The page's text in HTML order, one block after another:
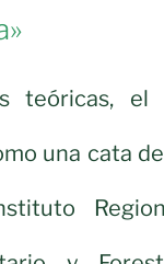
teóricas, el
una cata